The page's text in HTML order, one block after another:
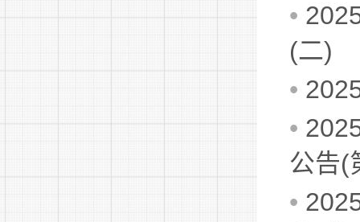
•
(二)
•
•
公告(
•